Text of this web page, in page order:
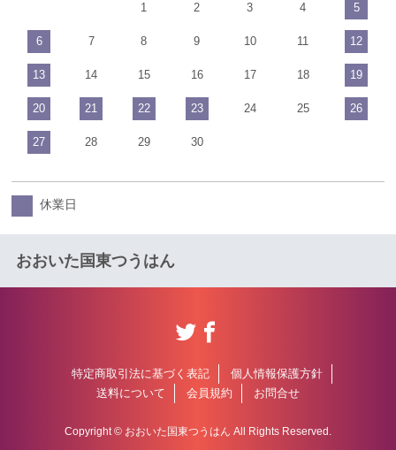
1 2 3 4 5
6 7 8 9 10 11 12
13 14 15 16 17 18 19
20 21 22 23 24 25 26
27 28 29 30
休業日
おおいた国東つうはん
特定商取引法に基づく表記
個人情報保護方針
送料について
会員規約 お問合せ
Copyright © おおいた国東つうはん All Rights Reserved.